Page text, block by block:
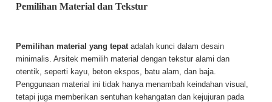
Pemilihan Material dan Tekstur
Pemilihan material yang tepat adalah kunci dalam desain
minimalis. Arsitek memilih material dengan tekstur alami dan
otentik, seperti kayu, beton ekspos, batu alam, dan baja.
Penggunaan material ini tidak hanya menambah keindahan visual,
tetapi juga memberikan sentuhan kehangatan dan kejujuran pada